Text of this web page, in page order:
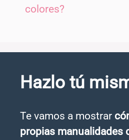
colores?
Hazlo tú
Te vamos a mostrar
propias manualidades